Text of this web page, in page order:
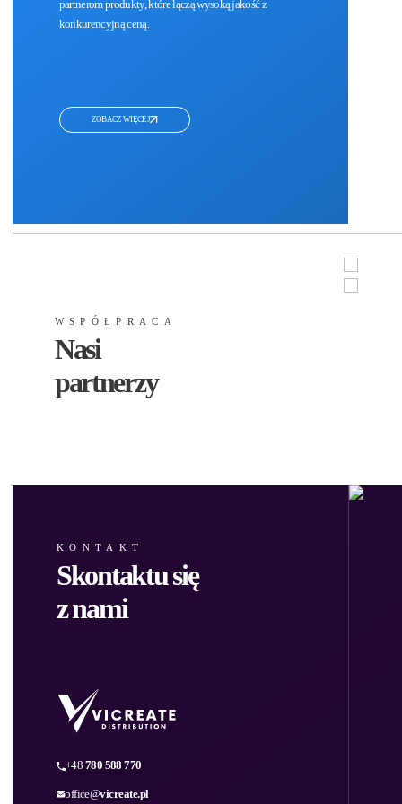
partnerom produkty, które łączą wysoką jakość z
konkurencyjną ceną.
ZOBACZ WIĘCEJ
WSPÓŁPRACA
Nasi
partnerzy
KONTAKT
Skontaktu się
z nami
+48 780 588 770
office@vicreate.pl